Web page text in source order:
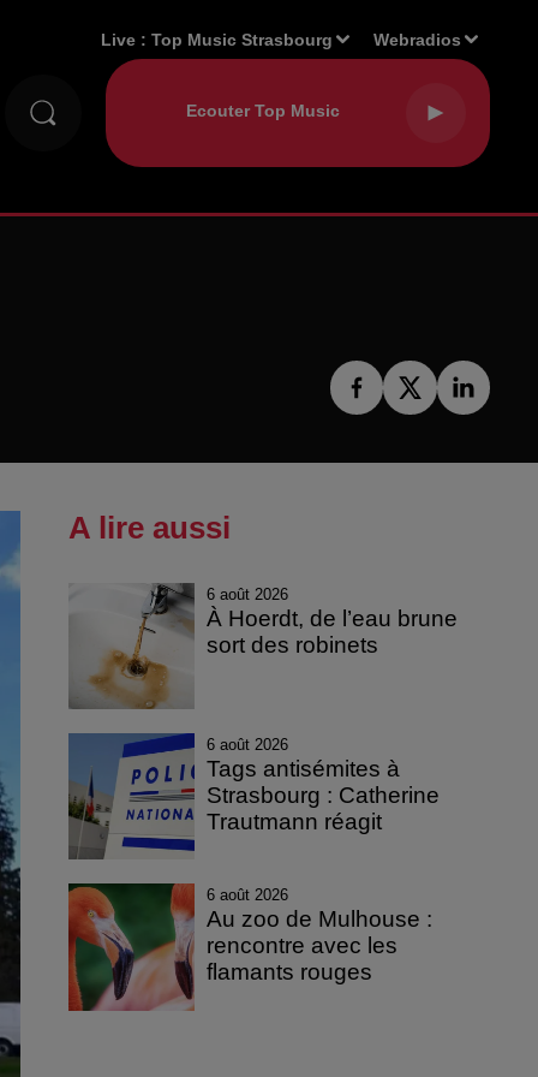
Live :Top Music Strasbourg Webradios
A lire aussi
6 août 2026
À Hoerdt, de l’eau brune
sort des robinets
6 août 2026
Tags antisémites à
Strasbourg : Catherine
Trautmann réagit
6 août 2026
Au zoo de Mulhouse :
rencontre avec les
flamants rouges